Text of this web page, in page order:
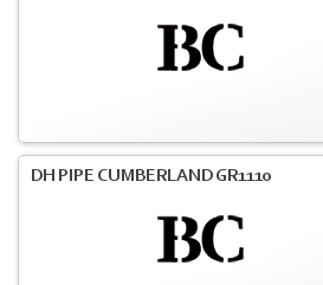
DH PIPE CUMBERLAND GR1110